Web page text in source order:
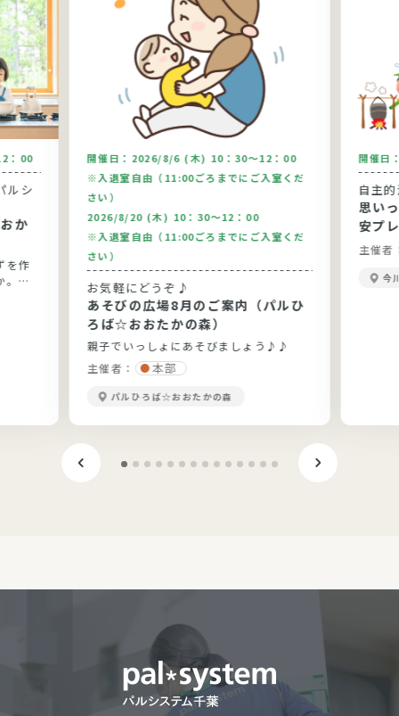
：00
ルシ
を作
。今
開催日： 2026/8/6 (木) 10：30～12：00
※入退室自由（11:00ごろまでにご入室くだ
さい）
2026/8/20 (木) 10：30～12：00
※入退室自由（11:00ごろまでにご入室くだ
さい）
お気軽にどうぞ♪
あそびの広場8月のご案内（パルひ
ろば☆おおたかの森）
親子でいっしょにあそびましょう♪♪
主催者：
本部
パルひろば☆おおたかの森
開催日
自主
思い
安プ
主催者
今